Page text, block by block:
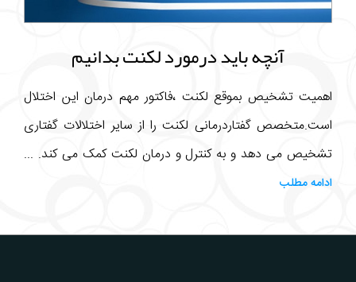
آنچه باید درمورد لکنت بدانیم
اهمیت تشخیص بموقع لکنت ،فاکتور مهم درمان این اختلال
است.متخصص گفتاردرمانی لکنت را از سایر اختلالات گفتاری
تشخیص می دهد و به کنترل و درمان لکنت کمک می کند. ...
ادامه مطلب